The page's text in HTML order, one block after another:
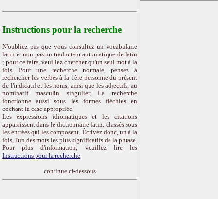
Instructions pour la recherche
N'oubliez pas que vous consultez un vocabulaire
latin et non pas un traducteur automatique de latin
; pour ce faire, veuillez chercher qu'un seul mot à la
fois. Pour une recherche normale, pensez à
rechercher les verbes à la 1ère personne du présent
de l'indicatif et les noms, ainsi que les adjectifs, au
nominatif masculin singulier. La recherche
fonctionne aussi sous les formes fléchies en
cochant la case appropriée.
Les expressions idiomatiques et les citations
apparaissent dans le dictionnaire latin, classés sous
les entrées qui les composent. Écrivez donc, un à la
fois, l'un des mots les plus significatifs de la phrase.
Pour plus d'information, veuillez lire les
Instructions pour la recherche
continue ci-dessous